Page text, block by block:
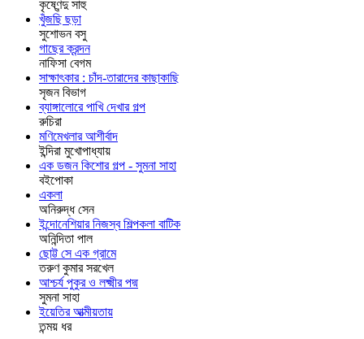
কৃষ্ণেন্দু সাহু
খুঁজছি ছড়া
সুশোভন বসু
গাছের ক্রন্দন
নাফিসা বেগম
সাক্ষাৎকার : চাঁদ-তারাদের কাছাকাছি
সৃজন বিভাগ
ব্যাঙ্গালোরে পাখি দেখার গল্প
রুচিরা
মণিমেখলার আশীর্বাদ
ইন্দিরা মুখোপাধ্যায়
এক ডজন কিশোর গল্প - সুমনা সাহা
বইপোকা
একলা
অনিরুদ্ধ সেন
ইন্দোনেশিয়ার নিজস্ব শিল্পকলা বাটিক
অনিন্দিতা পাল
ছোট্ট সে এক গ্রামে
তরুণ কুমার সরখেল
আশ্চর্য পুকুর ও লক্ষ্মীর পদ্ম
সুমনা সাহা
ইয়েতির আত্মীয়তায়
তন্ময় ধর